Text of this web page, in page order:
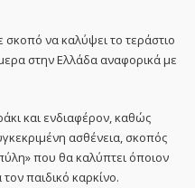
σκοπό να καλύψει το τεράστιο
στην Ελλάδα αναφορικά με
και ενδιαφέρον, καθώς
ασθένεια, σκοπός
που θα καλύπτει όποιον
παιδικό καρκίνο.